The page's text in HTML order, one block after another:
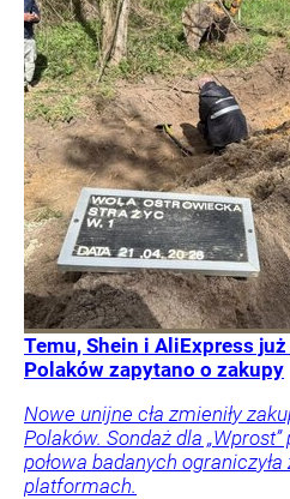
Temu, Shein i AliExpress
Polaków zapytano o zakupy
Nowe unijne cła zmieniły
Polaków. Sondaż dla
połowa badanych
platformach.